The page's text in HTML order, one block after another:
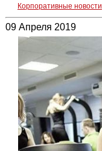
Корпоративные новости
09 Апреля 2019